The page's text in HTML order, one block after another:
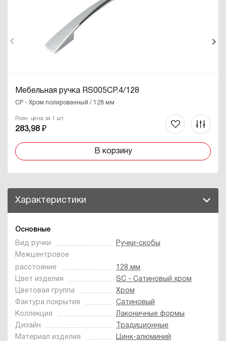
Мебельная ручка RS005CP.4/128
CP - Хром полированный / 128 мм
Розн. цена за 1 шт
283,98 ₽
В корзину
Характеристики
Основные
Вид ручки
Ручки-скобы
Межцентровое
расстояние
128 мм
Цвет изделия
SC - Сатиновый хром
Цветовая группа
Хром
Фактура покрытия
Сатиновый
Коллекция
Лаконичные формы
Дизайн
Традиционные
Материал изделия
Цинк-алюминий